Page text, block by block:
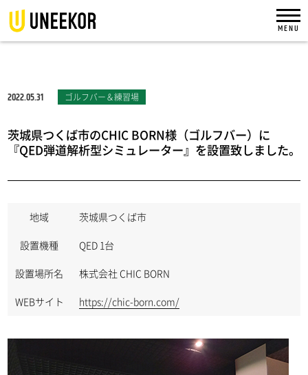
2022.05.31 ゴルフバー＆練習場
茨城県つくば市のCHIC BORN様（ゴルフバー）に
『QED弾道解析型シミュレーター』を設置致しました。
地域 茨城県つくば市
設置機種 QED 1台
設置場所名 株式会社 CHIC BORN
WEBサイト https://chic-born.com/